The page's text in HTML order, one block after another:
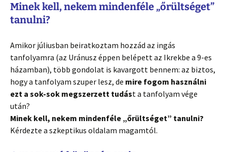
Minek kell, nekem mindenféle „őrültséget”
tanulni?
Amikor júliusban beiratkoztam hozzád az ingás
tanfolyamra (az Uránusz éppen belépett az Ikrekbe a 9-es
házamban), több gondolat is kavargott bennem: az biztos,
hogy a tanfolyam szuper lesz, de mire fogom használni
ezt a sok-sok megszerzett tudást a tanfolyam vége
után?
Minek kell, nekem mindenféle „őrültséget” tanulni?
Kérdezte a szkeptikus oldalam magamtól.